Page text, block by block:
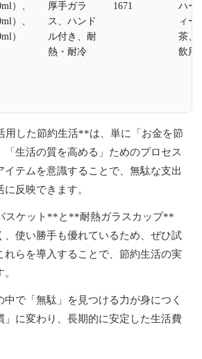
）、
）、
）
厚手ガラ
ス、ハンド
ル付き、耐
熱・耐冷
1671
ハー
ィー
茶、
飲用
用した節約生活**は、単に「お金を節
「生活の質を高める」ためのプロセス
イテムを意識することで、無駄な支出
反映できます。
スケット**と**耐熱ガラスカップ**
、使い勝手も優れているため、ぜひ試
れらを導入することで、節約生活の実
で「無駄」を見つける力が身につく
」に変わり、長期的に安定した生活費